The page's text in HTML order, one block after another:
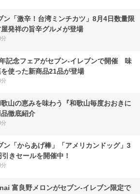
ン「激辛！台湾ミンチカツ」8月4日数量限
発祥の旨辛グルメが登場
記念フェアがセブン-イレブンで開催 味
使った新商品21品が登場
山の恵みを味わう『和歌山毎度おおきに
徹底紹介
ン「からあげ棒」「アメリカンドッグ」3
きセールを開催中！
富良野メロンがセブン‐イレブン限定で